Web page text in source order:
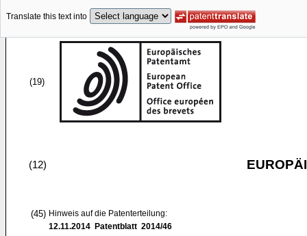
Translate this text into
(19)
(12)
(45) Hinweis auf die Patenterteilung:
12.11.2014 Patentblatt 2014/46